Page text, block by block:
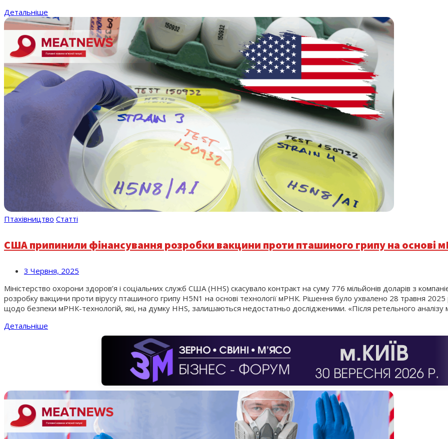
Детальніше
Птахівництво Статті
США припинили фінансування розробки вакцини проти пташиного грипу на основі
3 Червня, 2025
Міністерство охорони здоров’я і соціальних служб США (HHS) скасувало контракт на суму 776 мільйонів доларів з
розробку вакцини проти вірусу пташиного грипу H5N1 на основі технології мРНК. Рішення було ухвалено 28 травня
щодо безпеки мРНК-технологій, які, на думку HHS, залишаються недостатньо дослідженими. «Після ретельного
Детальніше